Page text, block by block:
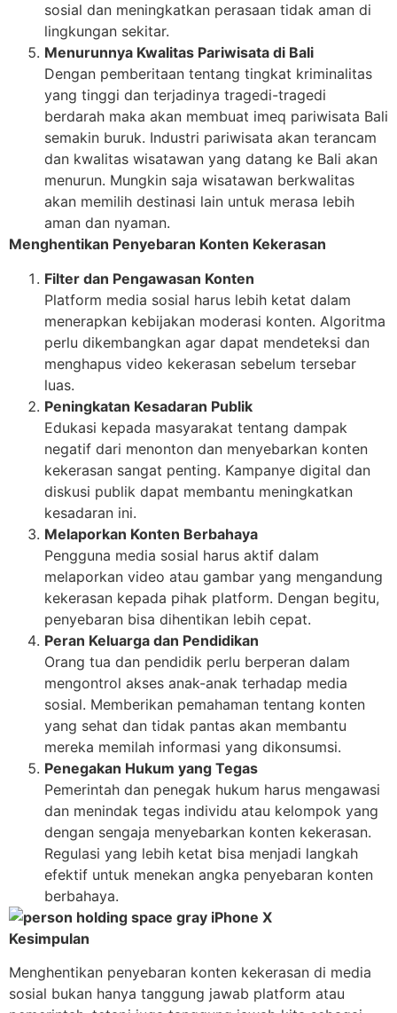
sosial dan meningkatkan perasaan tidak aman di
lingkungan sekitar.
Menurunnya Kwalitas Pariwisata di Bali
Dengan pemberitaan tentang tingkat kriminalitas
yang tinggi dan terjadinya tragedi-tragedi
berdarah maka akan membuat imeq pariwisata Bali
semakin buruk. Industri pariwisata akan terancam
dan kwalitas wisatawan yang datang ke Bali akan
menurun. Mungkin saja wisatawan berkwalitas
akan memilih destinasi lain untuk merasa lebih
aman dan nyaman.
Menghentikan Penyebaran Konten Kekerasan
Filter dan Pengawasan Konten
Platform media sosial harus lebih ketat dalam
menerapkan kebijakan moderasi konten. Algoritma
perlu dikembangkan agar dapat mendeteksi dan
menghapus video kekerasan sebelum tersebar
luas.
Peningkatan Kesadaran Publik
Edukasi kepada masyarakat tentang dampak
negatif dari menonton dan menyebarkan konten
kekerasan sangat penting. Kampanye digital dan
diskusi publik dapat membantu meningkatkan
kesadaran ini.
Melaporkan Konten Berbahaya
Pengguna media sosial harus aktif dalam
melaporkan video atau gambar yang mengandung
kekerasan kepada pihak platform. Dengan begitu,
penyebaran bisa dihentikan lebih cepat.
Peran Keluarga dan Pendidikan
Orang tua dan pendidik perlu berperan dalam
mengontrol akses anak-anak terhadap media
sosial. Memberikan pemahaman tentang konten
yang sehat dan tidak pantas akan membantu
mereka memilah informasi yang dikonsumsi.
Penegakan Hukum yang Tegas
Pemerintah dan penegak hukum harus mengawasi
dan menindak tegas individu atau kelompok yang
dengan sengaja menyebarkan konten kekerasan.
Regulasi yang lebih ketat bisa menjadi langkah
efektif untuk menekan angka penyebaran konten
berbahaya.
Kesimpulan
Menghentikan penyebaran konten kekerasan di media
sosial bukan hanya tanggung jawab platform atau